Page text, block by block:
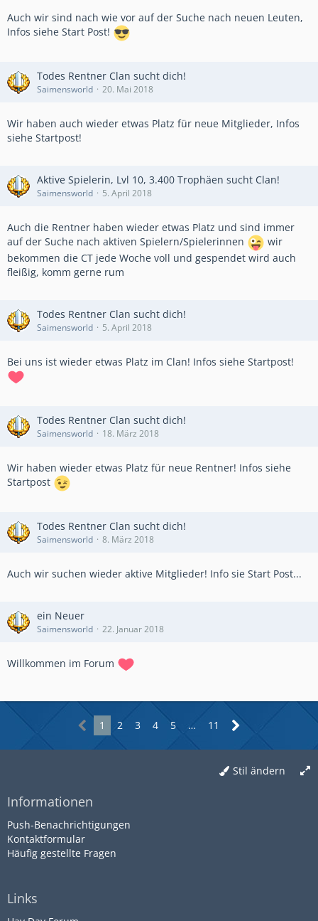
Auch wir sind nach wie vor auf der Suche nach neuen Leuten,
Infos siehe Start Post!
Todes Rentner Clan sucht dich!
Saimensworld 20. Mai 2018
Wir haben auch wieder etwas Platz für neue Mitglieder, Infos
siehe Startpost!
Aktive Spielerin, Lvl 10, 3.400 Trophäen sucht Clan!
Saimensworld 5. April 2018
Auch die Rentner haben wieder etwas Platz und sind immer
auf der Suche nach aktiven Spielern/Spielerinnen
wir
bekommen die CT jede Woche voll und gespendet wird auch
fleißig, komm gerne rum
Todes Rentner Clan sucht dich!
Saimensworld 5. April 2018
Bei uns ist wieder etwas Platz im Clan! Infos siehe Startpost!
Todes Rentner Clan sucht dich!
Saimensworld 18. März 2018
Wir haben wieder etwas Platz für neue Rentner! Infos siehe
Startpost
Todes Rentner Clan sucht dich!
Saimensworld 8. März 2018
Auch wir suchen wieder aktive Mitglieder! Info sie Start Post...
ein Neuer
Saimensworld 22. Januar 2018
Willkommen im Forum
1 2 3 4 5 … 11
Stil ändern
Informationen
Push-Benachrichtigungen
Kontaktformular
Häufig gestellte Fragen
Links